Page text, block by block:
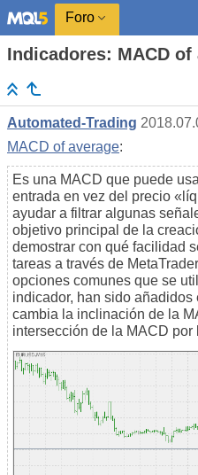
Foro
Indicadores: MACD of
Automated-Trading
MACD of average:
Es una MACD que puede
entrada en vez del precio
ayudar a filtrar algunas
objetivo principal de la
demostrar con qué facilidad
tareas a través de
opciones comunes que se
indicador, han sido
cambia la inclinación de la
intersección de la MACD por